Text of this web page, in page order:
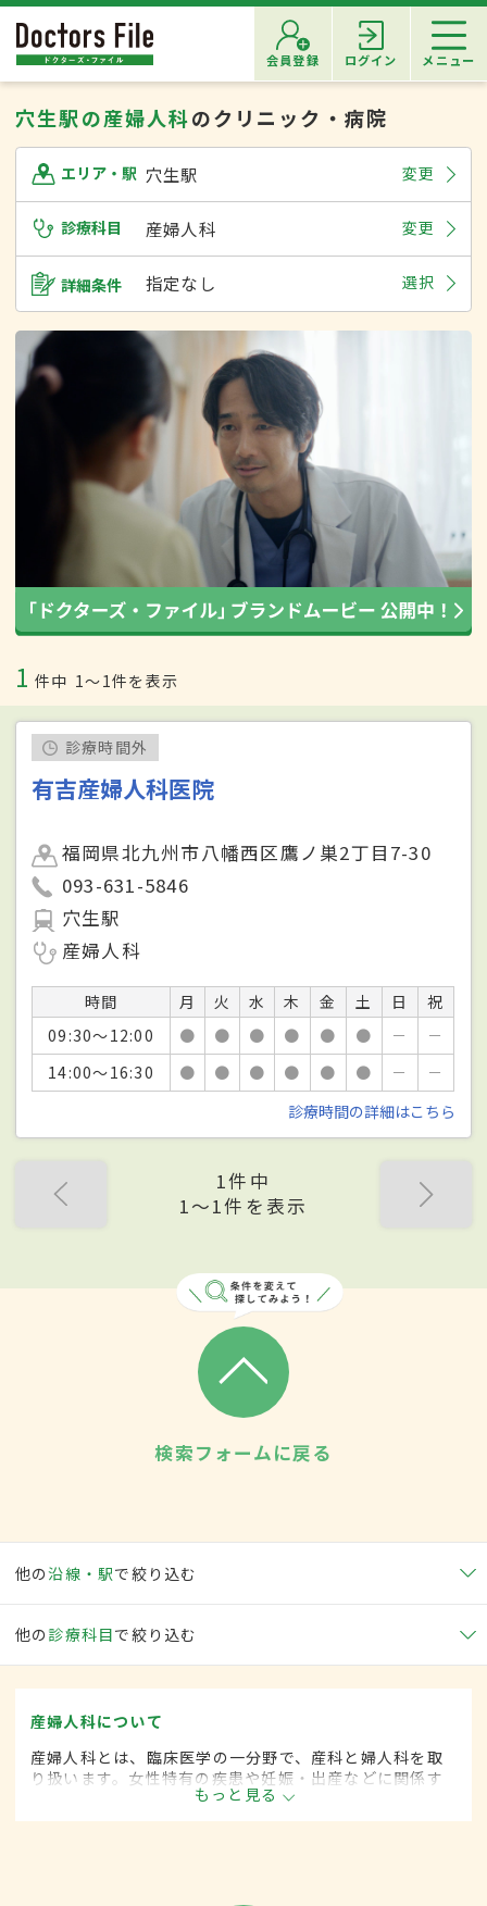
会員登録 ログイン メニュー
穴生駅の産婦人科のクリニック・病院
エリア・駅 穴生駅 変更
診療科目 産婦人科 変更
詳細条件 指定なし 選択
1 件中 1〜1件を表示
診療時間外
有吉産婦人科医院
福岡県北九州市八幡西区鷹ノ巣2丁目7-30
093-631-5846
穴生駅
産婦人科
時間 月 火 水 木 金 土 日
祝
09:30～12:00
● ● ● ● ● ● －
－
14:00～16:30
● ● ● ● ● ● －
－
診療時間の詳細はこちら
1件中
1〜1件を表示
検索フォームに戻る
他の沿線・駅で絞り込む
他の 診療科目で絞り込む
産婦人科について
産婦人科とは、臨床医学の一分野で、産科と婦人科を取
り扱います。女性特有の疾患や妊娠・出産などに関係す
る病気に対して、予防・診断・治療します。
もっと見る